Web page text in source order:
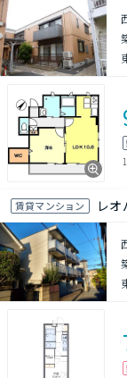
賃貸マンション レ